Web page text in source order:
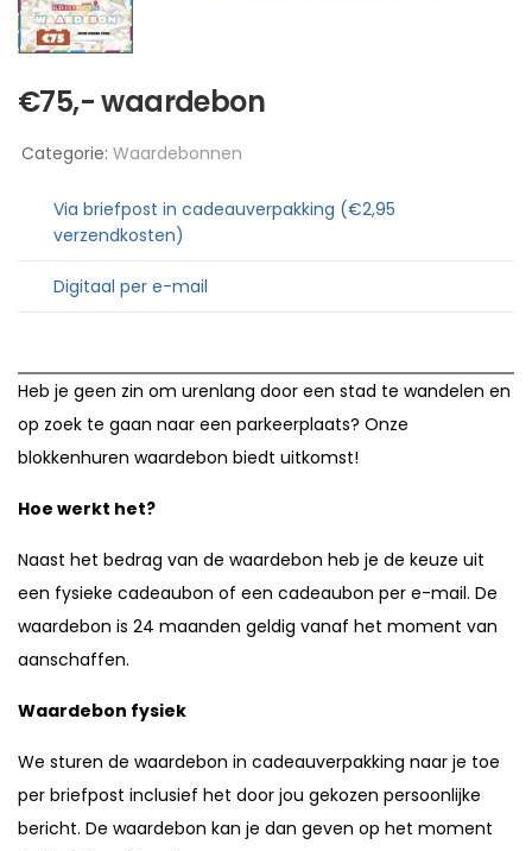
€75,- waardebon
Categorie: Waardebonnen
Via briefpost in cadeauverpakking (€2,95
verzendkosten)
Digitaal per e-mail
Heb je geen zin om urenlang door een stad te wandelen en
op zoek te gaan naar een parkeerplaats? Onze
blokkenhuren waardebon biedt uitkomst!
Hoe werkt het?
Naast het bedrag van de waardebon heb je de keuze uit
een fysieke cadeaubon of een cadeaubon per e-mail. De
waardebon is 24 maanden geldig vanaf het moment van
aanschaffen.
Waardebon fysiek
We sturen de waardebon in cadeauverpakking naar je toe
per briefpost inclusief het door jou gekozen persoonlijke
bericht. De waardebon kan je dan geven op het moment